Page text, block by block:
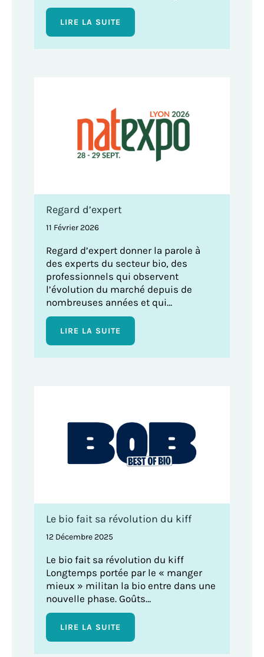
LIRE LA SUITE
Regard d’expert
11 Février 2026
Regard d’expert donner la parole à
des experts du secteur bio, des
professionnels qui observent
l’évolution du marché depuis de
nombreuses années et qui…
LIRE LA SUITE
Le bio fait sa révolution du kiff
12 Décembre 2025
Le bio fait sa révolution du kiff
Longtemps portée par le « manger
mieux » militan la bio entre dans une
nouvelle phase. Goûts…
LIRE LA SUITE